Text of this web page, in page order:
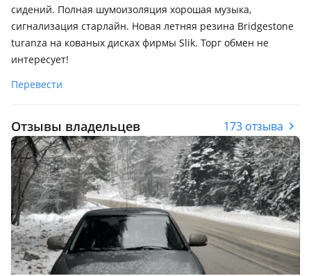
сидений. Полная шумоизоляция хорошая музыка,
сигнализация старлайн. Новая летняя резина Bridgestone
turanza на кованых дисках фирмы Slik. Торг обмен не
интересует!
Перевести
Отзывы владельцев 173 отзыва